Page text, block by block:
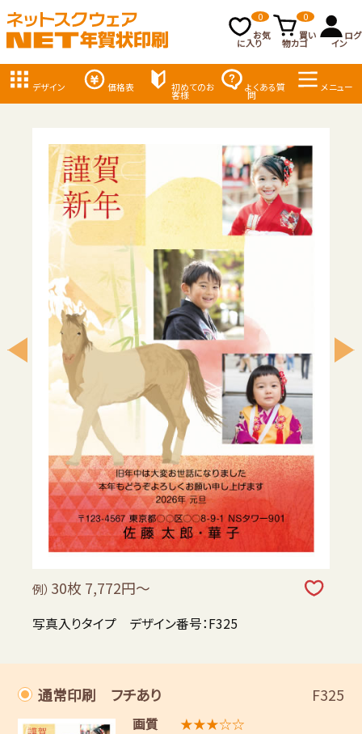
お気
に入り
0
買い
物カゴ
0
ログ
イン
デザイン 価格表 初めてのお
客様
よくある質
問
メニュー
例） 30枚 7,772円～
写真入りタイプ デザイン番号：F325
通常印刷 フチあり F325
画質
★★★☆☆